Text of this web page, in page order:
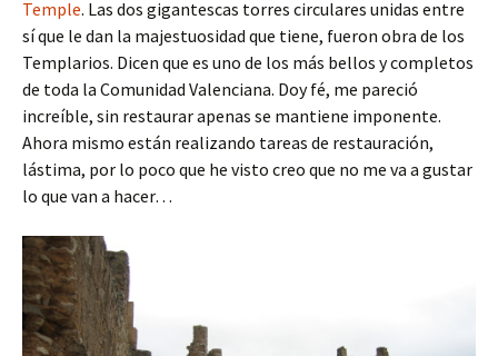
Temple. Las dos gigantescas torres circulares unidas entre
sí que le dan la majestuosidad que tiene, fueron obra de los
Templarios. Dicen que es uno de los más bellos y completos
de toda la Comunidad Valenciana. Doy fé, me pareció
increíble, sin restaurar apenas se mantiene imponente.
Ahora mismo están realizando tareas de restauración,
lástima, por lo poco que he visto creo que no me va a gustar
lo que van a hacer…